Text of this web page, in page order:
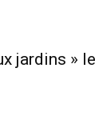
jardins »